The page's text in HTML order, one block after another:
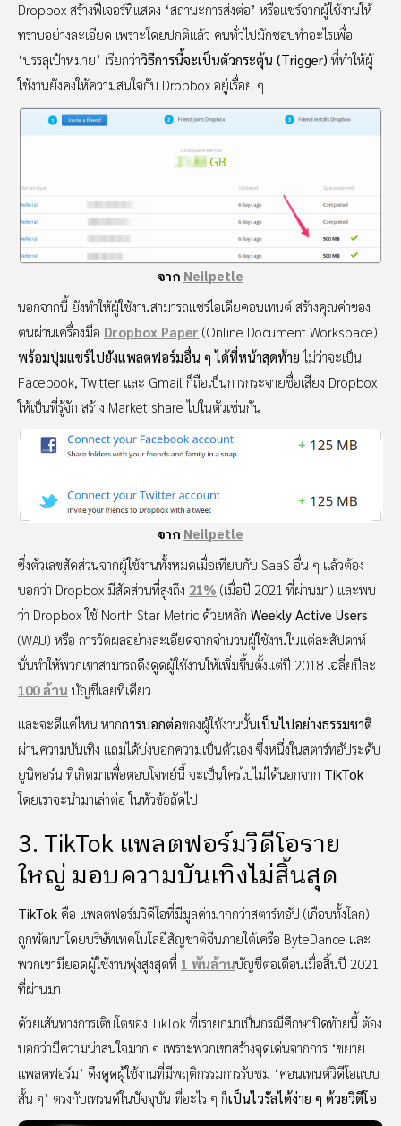
Dropbox สร้างฟีเจอร์ที่แสดง ‘สถานะการส่งต่อ’ หรือแชร์จากผู้ใช้งานให้
ทราบอย่างละเอียด เพราะโดยปกติแล้ว คนทั่วไปมักชอบทำอะไรเพื่อ
‘บรรลุเป้าหมาย’ เรียกว่าวิธีการนี้จะเป็นตัวกระตุ้น (Trigger) ที่ทำให้ผู้
ใช้งานยังคงให้ความสนใจกับ Dropbox อยู่เรื่อย ๆ
จากNeilpetle
นอกจากนี้ ยังทำให้ผู้ใช้งานสามารถแชร์ไอเดียคอนเทนต์ สร้างคุณค่าของ
ตนผ่านเครื่องมือ Dropbox Paper (Online Document Workspace)
พร้อมปุ่มแชร์ไปยังแพลตฟอร์มอื่น ๆ ได้ที่หน้าสุดท้าย ไม่ว่าจะเป็น
Facebook, Twitter และ Gmail ก็ถือเป็นการกระจายชื่อเสียง Dropbox
ให้เป็นที่รู้จัก สร้าง Market share ไปในตัวเช่นกัน
จากNeilpetle
ซึ่งตัวเลขสัดส่วนจากผู้ใช้งานทั้งหมดเมื่อเทียบกับ SaaS อื่น ๆ แล้วต้อง
บอกว่า Dropbox มีสัดส่วนที่สูงถึง 21% (เมื่อปี 2021 ที่ผ่านมา) และพบ
ว่า Dropbox ใช้ North Star Metric ด้วยหลัก Weekly Active Users
(WAU) หรือ การวัดผลอย่างละเอียดจากจำนวนผู้ใช้งานในแต่ละสัปดาห์
นั่นทำให้พวกเขาสามารถดึงดูดผู้ใช้งานให้เพิ่มขึ้นตั้งแต่ปี 2018 เฉลี่ยปีละ
100 ล้าน บัญชีเลยทีเดียว
และจะดีแค่ไหน หากการบอกต่อของผู้ใช้งานนั้นเป็นไปอย่างธรรมชาติ
ผ่านความบันเทิง แถมได้บ่งบอกความเป็นตัวเอง ซึ่งหนึ่งในสตาร์ทอัประดับ
ยูนิคอร์น ที่เกิดมาเพื่อตอบโจทย์นี้ จะเป็นใครไปไม่ได้นอกจาก TikTok
โดยเราจะนำมาเล่าต่อ ในหัวข้อถัดไป
3. TikTok แพลตฟอร์มวิดีโอราย
ใหญ่ มอบความบันเทิงไม่สิ้นสุด
TikTok คือ แพลตฟอร์มวิดีโอที่มีมูลค่ามากกว่าสตาร์ทอัป (เกือบทั้งโลก)
ถูกพัฒนาโดยบริษัทเทคโนโลยีสัญชาติจีนภายใต้เครือ ByteDance และ
พวกเขามียอดผู้ใช้งานพุ่งสูงสุดที่ 1 พันล้านบัญชีต่อเดือนเมื่อสิ้นปี 2021
ที่ผ่านมา
ด้วยเส้นทางการเติบโตของ TikTok ที่เรายกมาเป็นกรณีศึกษาปิดท้ายนี้ ต้อง
บอกว่ามีความน่าสนใจมาก ๆ เพราะพวกเขาสร้างจุดเด่นจากการ ‘ขยาย
แพลตฟอร์ม’ ดึงดูดผู้ใช้งานที่มีพฤติกรรมการรับชม ‘คอนเทนต์วิดีโอแบบ
สั้น ๆ’ ตรงกับเทรนด์ในปัจจุบัน ที่อะไร ๆ ก็เป็นไวรัลได้ง่าย ๆ ด้วยวิดีโอ